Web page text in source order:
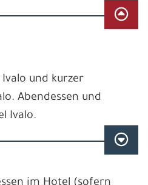
und kurzer
Abendessen und
Ivalo.